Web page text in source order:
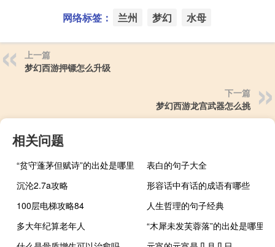
网络标签： 兰州 梦幻 水母
上一篇
梦幻西游押镖怎么升级
下一篇
梦幻西游龙宫武器怎么挑
相关问题
“贫守蓬茅但赋诗”的出处是哪里
表白的句子大全
沉沦2.7a攻略
形容话中有话的成语有哪些
100层电梯攻略84
人生哲理的句子经典
多大年纪算老年人
“木犀未发芙蓉落”的出处是哪里